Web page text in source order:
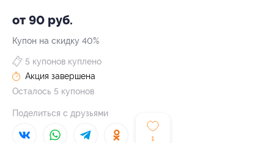
от 90 руб.
Купон на скидку 40%
1
5 купонов куплено
Акция завершена
Осталось 5 купонов
Поделиться с друзьями